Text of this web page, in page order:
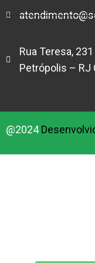
Rua Teresa,
Petrópolis – RJ
@2024